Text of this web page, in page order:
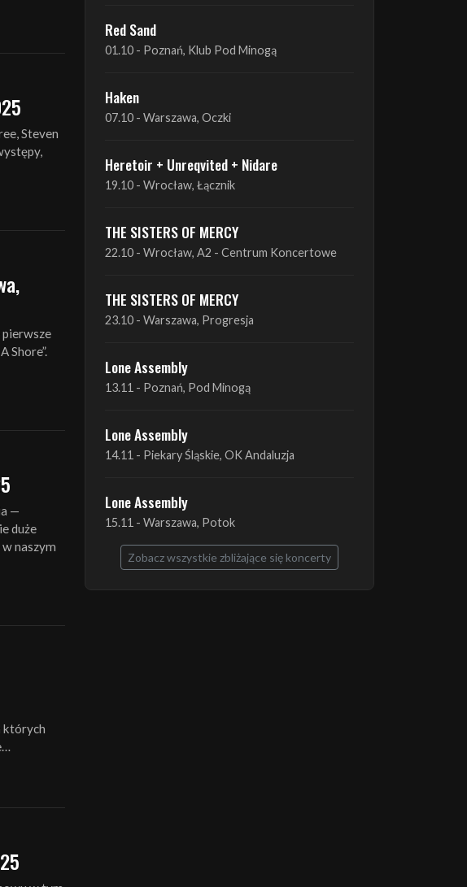
Steven
Shore”.
—
duże
naszym
których
Haken
07.10 - Warszawa, Oczki
Heretoir + Unreqvited + Nidare
19.10 - Wrocław, Łącznik
THE SISTERS OF MERCY
22.10 - Wrocław, A2 - Centrum Koncertowe
THE SISTERS OF MERCY
23.10 - Warszawa, Progresja
Lone Assembly
13.11 - Poznań, Pod Minogą
Lone Assembly
14.11 - Piekary Śląskie, OK Andaluzja
Lone Assembly
15.11 - Warszawa, Potok
Zobacz wszystkie zbliżające się koncerty